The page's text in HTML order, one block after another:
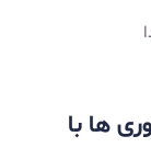
‌ها با